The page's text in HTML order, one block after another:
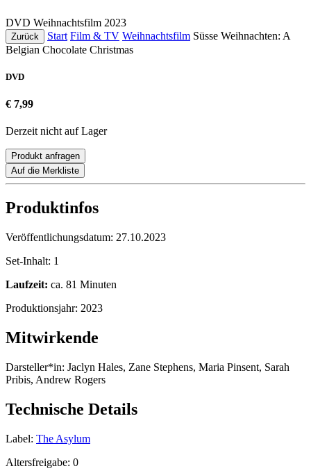
DVD Weihnachtsfilm 2023
Zurück Start Film & TV Weihnachtsfilm Süsse Weihnachten: A
Belgian Chocolate Christmas
DVD
€ 7,99
Derzeit nicht auf Lager
Produkt anfragen
Auf die Merkliste
Produktinfos
Veröffentlichungsdatum: 27.10.2023
Set-Inhalt: 1
Laufzeit: ca. 81 Minuten
Produktionsjahr: 2023
Mitwirkende
Darsteller*in: Jaclyn Hales, Zane Stephens, Maria Pinsent, Sarah
Pribis, Andrew Rogers
Technische Details
Label: The Asylum
Altersfreigabe: 0